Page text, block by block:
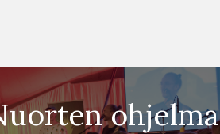
ohjelma